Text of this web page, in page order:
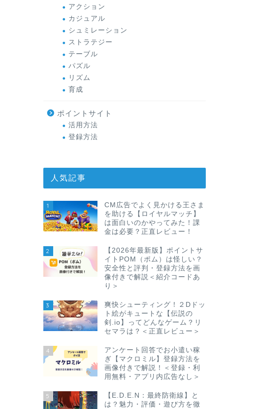
アクション
カジュアル
シュミレーション
ストラテジー
テーブル
パズル
リズム
育成
ポイントサイト
活用方法
登録方法
人気記事
1
CM広告でよく見かける王さま
を助ける【ロイヤルマッチ】
は面白いのかやってみた！課
金は必要？正直レビュー！
2
【2026年最新版】ポイントサ
イトPOM（ポム）は怪しい？
安全性と評判・登録方法を画
像付きで解説＜紹介コードあ
り＞
3
爽快シューティング！２Dドッ
ト絵がキュートな【伝説の
剣.io】ってどんなゲーム？リ
セマラは？＜正直レビュー＞
4
アンケート回答でお小遣い稼
ぎ【マクロミル】登録方法を
画像付きで解説！＜登録・利
用無料・アプリ内広告なし＞
5
【E.D.E.N：最終防衛線】と
は？魅力・評価・遊び方を徹